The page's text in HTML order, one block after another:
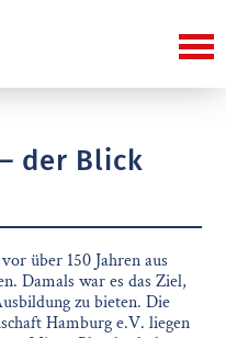
der Blick
über 150 Jahren aus
Damals war es das Ziel,
zu bieten. Die
Hamburg e.V. liegen